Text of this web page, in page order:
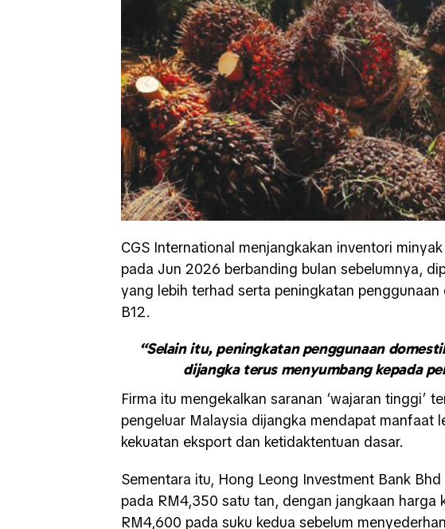
CGS International menjangkakan inventori
pada Jun 2026 berbanding bulan sebelumnya,
yang lebih terhad serta peningkatan
B12.
“Selain itu, peningkatan penggunaan
dijangka terus menyumbang kepada
Firma itu mengekalkan saranan ‘wajaran tinggi’
pengeluar Malaysia dijangka mendapat manfaat
kekuatan eksport dan ketidaktentuan dasar.
Sementara itu, Hong Leong Investment Bank
pada RM4,350 satu tan, dengan jangkaan
RM4,600 pada suku kedua sebelum